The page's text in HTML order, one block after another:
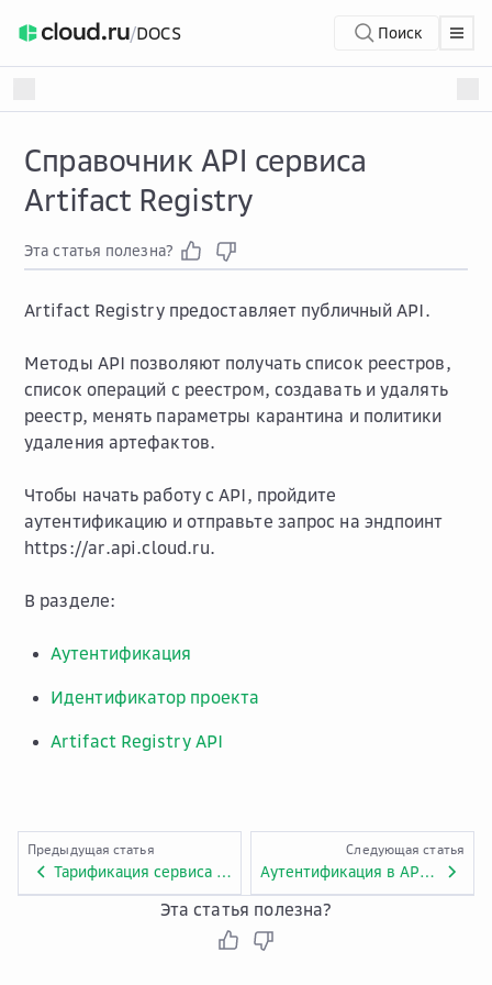
/DOCS Поиск
Справочник API сервиса
Artifact Registry
Эта статья полезна?
Artifact Registry предоставляет публичный API.
Методы API позволяют получать список реестров,
список операций с реестром, создавать и удалять
реестр, менять параметры карантина и политики
удаления артефактов.
Чтобы начать работу с API, пройдите
аутентификацию и отправьте запрос на эндпоинт
https://ar.api.cloud.ru.
В разделе:
Аутентификация
Идентификатор проекта
Artifact Registry API
Предыдущая статья
Тарификация сервиса Artifact Registry
Следующая статья
Аутентификация в API Artifact Registry
Эта статья полезна?